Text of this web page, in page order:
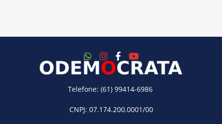
Telefone: (61) 99414-6986
CNPJ: 07.174.200.0001/00